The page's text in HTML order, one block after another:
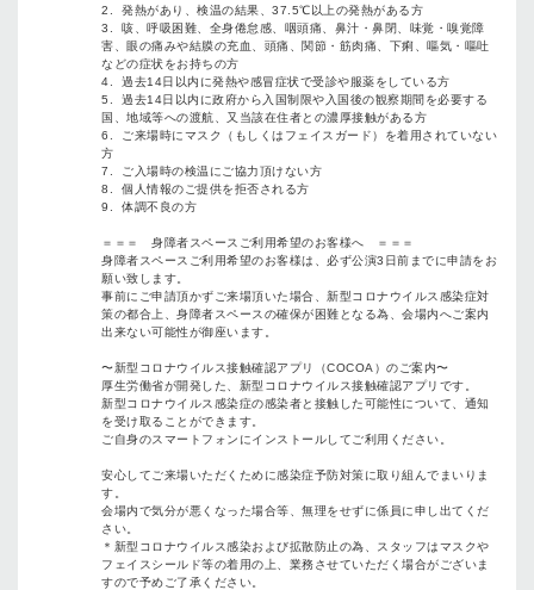
2. 発熱があり、検温の結果、37.5℃以上の発熱がある方
3. 咳、呼吸困難、全身倦怠感、咽頭痛、⿐汁・⿐閉、味覚・嗅覚障
害、眼の痛みや結膜の充血、頭痛、関節・筋肉痛、下痢、嘔気・嘔吐
などの症状をお持ちの方
4. 過去14日以内に発熱や感冒症状で受診や服薬をしている方
5. 過去14日以内に政府から入国制限や入国後の観察期間を必要する
国、地域等への渡航、又当該在住者との濃厚接触がある方
6. ご来場時にマスク（もしくはフェイスガード）を着用されていない
方
7. ご入場時の検温にご協力頂けない方
8. 個人情報のご提供を拒否される方
9. 体調不良の方
＝＝＝ 身障者スペースご利用希望のお客様へ ＝＝＝
身障者スペースご利用希望のお客様は、必ず公演3日前までに申請をお
願い致します。
事前にご申請頂かずご来場頂いた場合、新型コロナウイルス感染症対
策の都合上、身障者スペースの確保が困難となる為、会場内へご案内
出来ない可能性が御座います。
〜新型コロナウイルス接触確認アプリ（COCOA）のご案内〜
厚生労働省が開発した、新型コロナウイルス接触確認アプリです。
新型コロナウイルス感染症の感染者と接触した可能性について、通知
を受け取ることができます。
ご自身のスマートフォンにインストールしてご利用ください。
安心してご来場いただくために感染症予防対策に取り組んでまいりま
す。
会場内で気分が悪くなった場合等、無理をせずに係員に申し出てくだ
さい。
＊新型コロナウイルス感染および拡散防止の為、スタッフはマスクや
フェイスシールド等の着用の上、業務させていただく場合がございま
すので予めご了承ください。